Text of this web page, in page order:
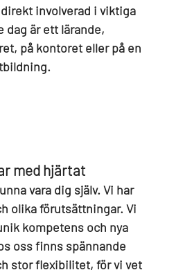
involverad i viktiga
dag är ett lärande,
på kontoret eller på en
med hjärtat
vara dig själv. Vi har
olika förutsättningar. Vi
kompetens och nya
oss finns spännande
stor flexibilitet, för vi vet